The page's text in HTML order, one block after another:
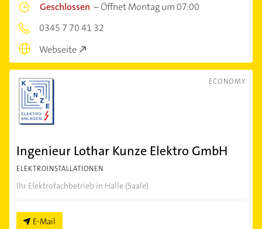
Geschlossen –Öffnet Montag um 07:00
0345 7 70 41 32
Webseite
ECONOMY
Ingenieur Lothar Kunze Elektro GmbH
ELEKTROINSTALLATIONEN
Ihr Elektrofachbetrieb in Halle (Saale)
E-Mail